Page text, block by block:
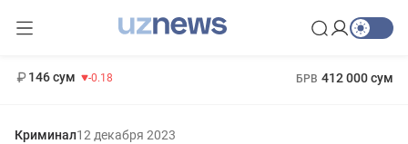
146 сум -0.18 БРВ 412 000 сум
Криминал12 декабря 2023